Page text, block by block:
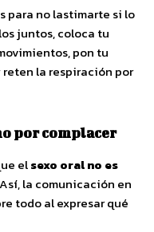
para no lastimarte si lo
juntos, coloca tu
pon tu
la respiración por
por complacer
elsexo oralno es
la comunicación en
todo al expresar qué